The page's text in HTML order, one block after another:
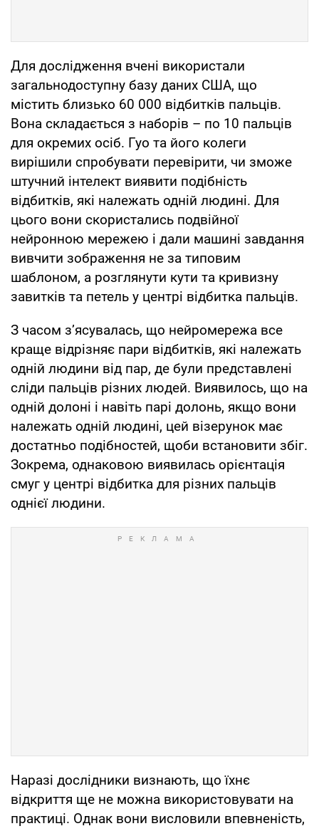
Для дослідження вчені використали
загальнодоступну базу даних США, що
містить близько 60 000 відбитків пальців.
Вона складається з наборів – по 10 пальців
для окремих осіб. Гуо та його колеги
вирішили спробувати перевірити, чи зможе
штучний інтелект виявити подібність
відбитків, які належать одній людині. Для
цього вони скористались подвійної
нейронною мережею і дали машині завдання
вивчити зображення не за типовим
шаблоном, а розглянути кути та кривизну
завитків та петель у центрі відбитка пальців.
З часом з’ясувалась, що нейромережа все
краще відрізняє пари відбитків, які належать
одній людини від пар, де були представлені
сліди пальців різних людей. Виявилось, що на
одній долоні і навіть парі долонь, якщо вони
належать одній людині, цей візерунок має
достатньо подібностей, щоби встановити збіг.
Зокрема, однаковою виявилась орієнтація
смуг у центрі відбитка для різних пальців
однієї людини.
Наразі дослідники визнають, що їхнє
відкриття ще не можна використовувати на
практиці. Однак вони висловили впевненість,